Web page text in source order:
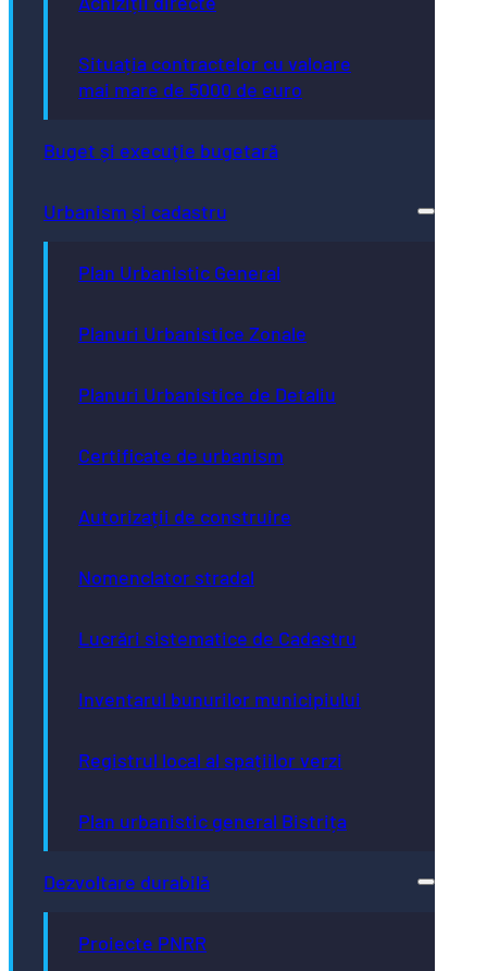
Situația contractelor cu valoare
mai mare de 5000 de euro
Buget și execuție bugetară
Urbanism și cadastru
Plan Urbanistic General
Planuri Urbanistice Zonale
Planuri Urbanistice de Detaliu
Certificate de urbanism
Autorizații de construire
Nomenclator stradal
Lucrări sistematice de Cadastru
Inventarul bunurilor municipiului
Registrul local al spațiilor verzi
Plan urbanistic general Bistrița
Dezvoltare durabilă
Proiecte PNRR